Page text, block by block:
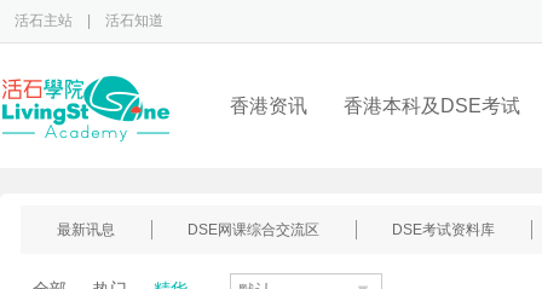
活石主站 活石知道
香港资讯 香港本科及DSE考试
最新讯息 DSE网课综合交流区 DSE考试资料库